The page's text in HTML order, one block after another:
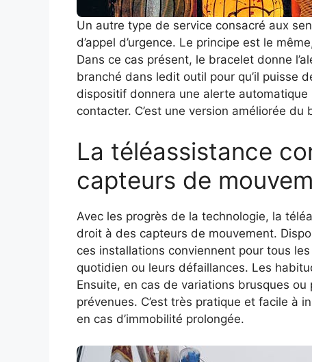
Un autre type de service consacré aux
d’appel d’urgence. Le principe est le
Dans ce cas présent, le bracelet donne
branché dans ledit outil pour qu’il puisse
dispositif donnera une alerte automatique
contacter. C’est une version améliorée du
La téléassistance
capteurs de
Avec les progrès de la technologie, la
droit à des capteurs de mouvement.
ces installations conviennent pour tous
quotidien ou leurs défaillances. Les
Ensuite, en cas de variations brusques
prévenues. C’est très pratique et facile à
en cas d’immobilité prolongée.